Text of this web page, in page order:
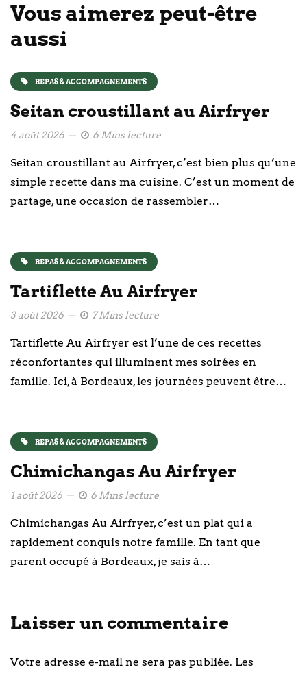
Vous aimerez peut-être
aussi
REPAS & ACCOMPAGNEMENTS
Seitan croustillant au Airfryer
4 août 2026 6 Mins lecture
Seitan croustillant au Airfryer, c’est bien plus qu’une
simple recette dans ma cuisine. C’est un moment de
partage, une occasion de rassembler…
REPAS & ACCOMPAGNEMENTS
Tartiflette Au Airfryer
3 août 2026 7 Mins lecture
Tartiflette Au Airfryer est l’une de ces recettes
réconfortantes qui illuminent mes soirées en
famille. Ici, à Bordeaux, les journées peuvent être…
REPAS & ACCOMPAGNEMENTS
Chimichangas Au Airfryer
1 août 2026 6 Mins lecture
Chimichangas Au Airfryer, c’est un plat qui a
rapidement conquis notre famille. En tant que
parent occupé à Bordeaux, je sais à…
Laisser un commentaire
Votre adresse e-mail ne sera pas publiée. Les